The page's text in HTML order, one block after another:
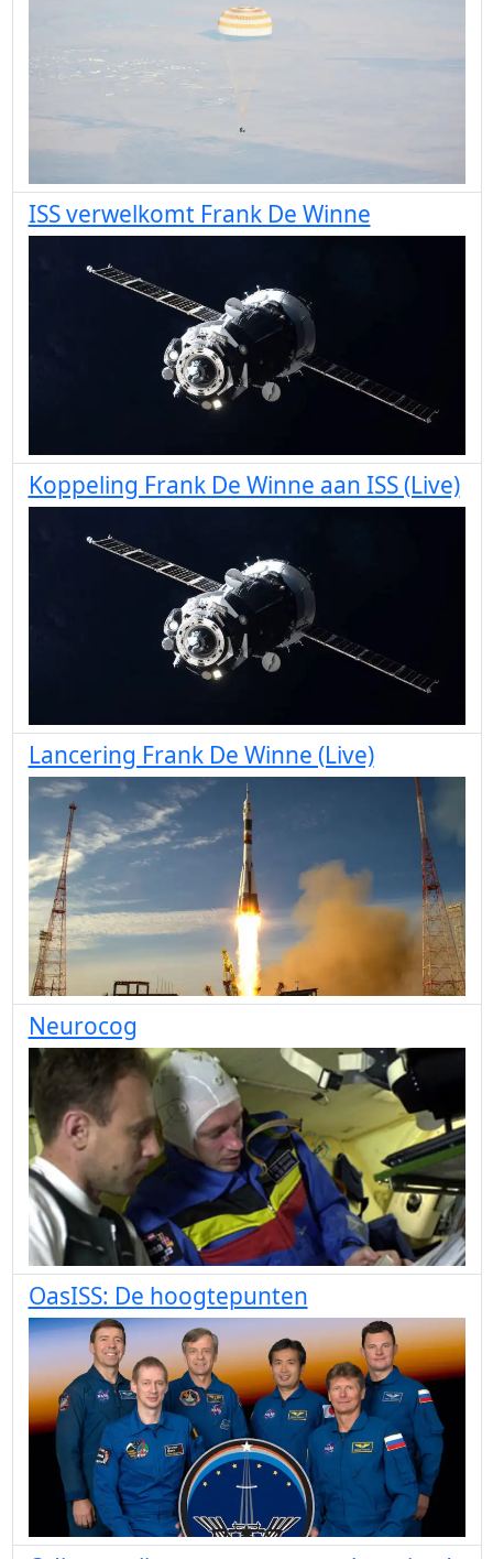
ISS verwelkomt Frank De Winne
Koppeling Frank De Winne aan ISS (Live)
Lancering Frank De Winne (Live)
Neurocog
OasISS: De hoogtepunten